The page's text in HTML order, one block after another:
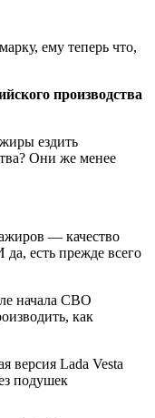
ему теперь что,
производства
ездить
Они же менее
— качество
есть прежде всего
начала СВО
как
версия Lada Vesta
подушек